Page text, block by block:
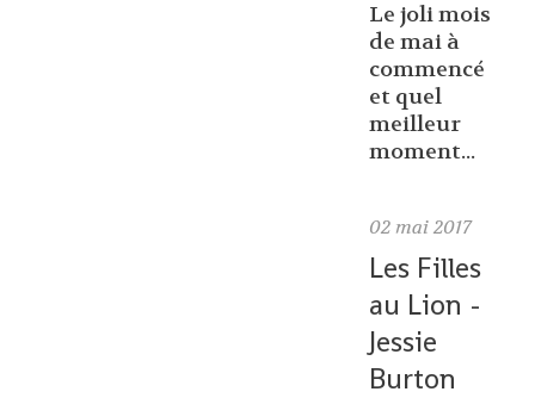
Le joli mois
de mai à
commencé
et quel
meilleur
moment...
02 mai 2017
Les Filles
au Lion -
Jessie
Burton